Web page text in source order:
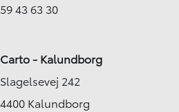
59 43 63 30
Carto - Kalundborg
Slagelsevej 242
4400 Kalundborg